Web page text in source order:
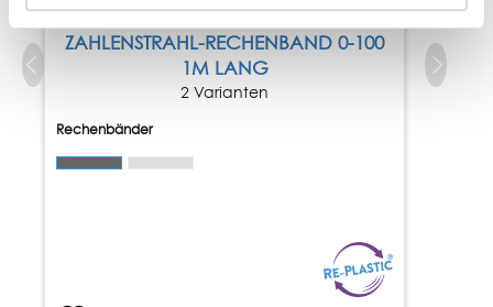
ZAHLENSTRAHL-RECHENBAND 0-100
1M LANG
2 Varianten
Rechenbänder